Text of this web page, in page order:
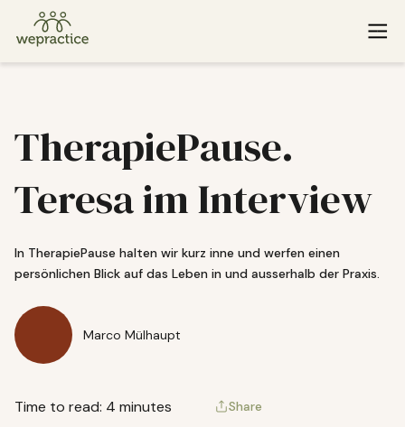
Basel Winterthur
If you or someone you know is experiencing an emergency
and needs immediate help, please call
emergency resources
TherapiePause.
Teresa im Interview
In TherapiePause halten wir kurz inne und werfen einen
persönlichen Blick auf das Leben in und ausserhalb der Praxis.
Marco Mülhaupt
Time to read: 4 minutes Share